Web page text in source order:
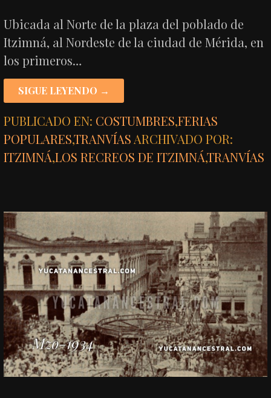
Ubicada al Norte de la plaza del poblado de
Itzimná, al Nordeste de la ciudad de Mérida, en
los primeros…
SIGUE LEYENDO →
PUBLICADO EN: COSTUMBRES,FERIAS
POPULARES,TRANVÍAS ARCHIVADO POR:
ITZIMNÁ,LOS RECREOS DE ITZIMNÁ,TRANVÍAS